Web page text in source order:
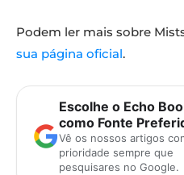
Podem ler mais sobre
sua página oficial.
Escolhe o Echo
como Fonte
Vê os nossos artigos
prioridade sempre que
pesquisares no Google.